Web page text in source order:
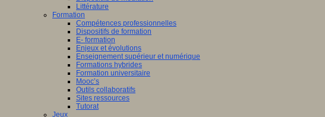
Littérature
Formation
Compétences professionnelles
Dispositifs de formation
E- formation
Enjeux et évolutions
Enseignement supérieur et numérique
Formations hybrides
Formation universitaire
Mooc’s
Outils collaboratifs
Sites ressources
Tutorat
Jeux